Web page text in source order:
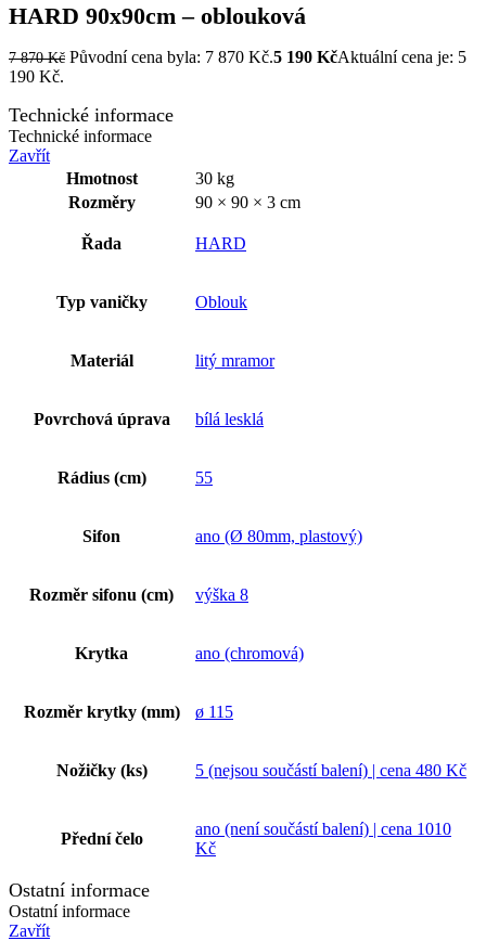
HARD 90x90cm – oblouková
7 870Kč Původní cena byla: 7 870 Kč.5 190 KčAktuální cena je: 5
190 Kč.
Technické informace
Technické informace
Zavřít
Hmotnost
30 kg
Rozměry
90 × 90 × 3 cm
Řada HARD
Typ vaničky Oblouk
Materiál litý mramor
Povrchová úprava bílá lesklá
Rádius (cm) 55
Sifon ano (Ø 80mm, plastový)
Rozměr sifonu (cm) výška 8
Krytka ano (chromová)
Rozměr krytky (mm) ø 115
Nožičky (ks) 5 (nejsou součástí balení) | cena 480 Kč
Přední čelo
ano (není součástí balení) | cena 1010
Kč
Ostatní informace
Ostatní informace
Zavřít